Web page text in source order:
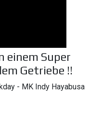
einem Super
Getriebe !!
- MK Indy Hayabusa